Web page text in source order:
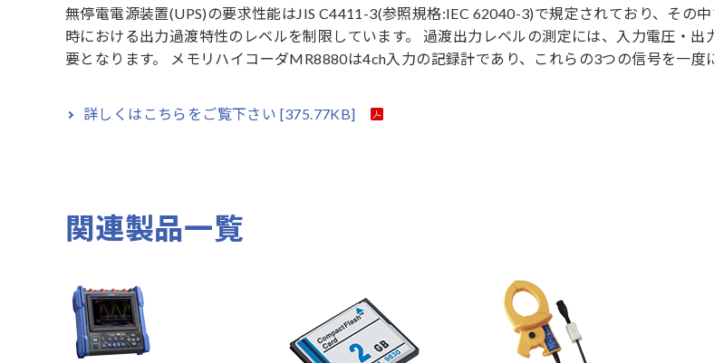
無停電電源装置(UPS)の要求性能はJIS C4411-3(参照規格:IEC 62040-3)で規定されており、その
時における出力過渡特性のレベルを制限しています。 過渡出力レベルの測定には、入力電圧・出
要となります。 メモリハイコーダMR8880は4ch入力の記録計であり、これらの3つの信号を一度
詳しくはこちらをご覧下さい [375.77KB]
関連製品一覧